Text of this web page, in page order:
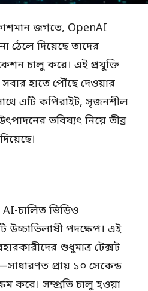
জগতে, OpenAI
ঠেলে দিয়েছে তাদের
চালু করে। এই প্রযুক্তি
সবার হাতে পৌঁছে দেওয়ার
এটি কপিরাইট, সৃজনশীল
ভবিষ্যৎ নিয়ে তীব্র
চালিত ভিডিও
উচ্চাভিলাষী পদক্ষেপ। এই
শুধুমাত্র টেক্সট
প্রায় ১০ সেকেন্ড
করে। সম্প্রতি চালু হওয়া